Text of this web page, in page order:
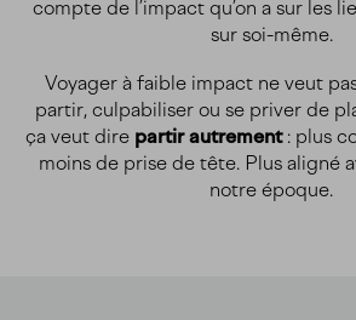
compte de l’impact qu’on a sur les
sur soi-même.
Voyager à faible impact ne veut
partir, culpabiliser ou se priver de
ça veut direpartir autrement: plus
moins de prise de tête. Plus aligné
notre époque.